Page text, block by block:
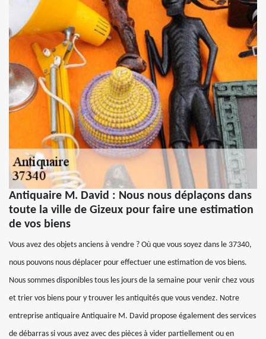
Antiquaire M. David : Nous nous déplaçons dans
toute la ville de Gizeux pour faire une estimation
de vos biens
Vous avez des objets anciens à vendre ? Où que vous soyez dans le 37340,
nous pouvons nous déplacer pour effectuer une estimation de vos biens.
Nous sommes disponibles tous les jours de la semaine pour venir chez vous
et trier vos biens pour y trouver les antiquités que vous vendez. Notre
entreprise antiquaire Antiquaire M. David propose également des services
de débarras si vous avez avec des pièces à vider partiellement ou en